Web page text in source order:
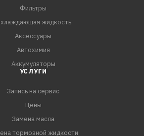
Фильтры
жидкость
Аксессуары
Автохимия
Аккумуляторы
УСЛУГИ
Запись на сервис
Цены
Замена масла
тормозной жидкости